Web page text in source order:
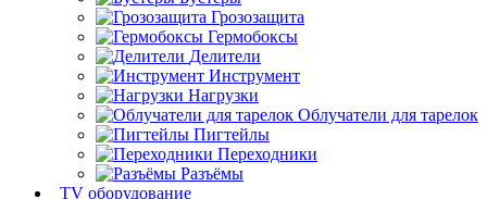
Грозозащита
Гермобоксы
Делители
Инструмент
Нагрузки
Облучатели для тарелок
Пигтейлы
Переходники
Разъёмы
TV оборудование